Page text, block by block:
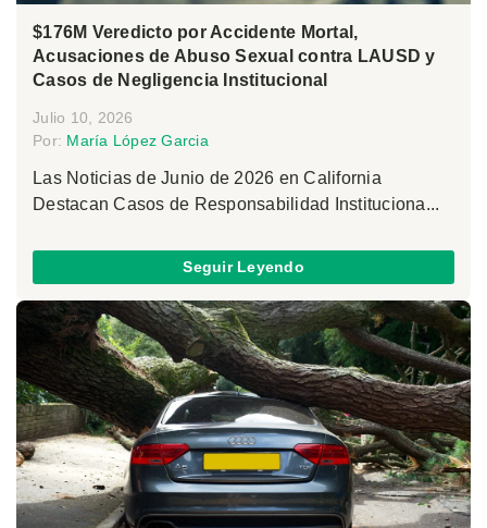
$176M Veredicto por Accidente Mortal,
Acusaciones de Abuso Sexual contra LAUSD y
Casos de Negligencia Institucional
Julio 10, 2026
Por: María López Garcia
Las Noticias de Junio de 2026 en California
Destacan Casos de Responsabilidad Instituciona...
Seguir Leyendo